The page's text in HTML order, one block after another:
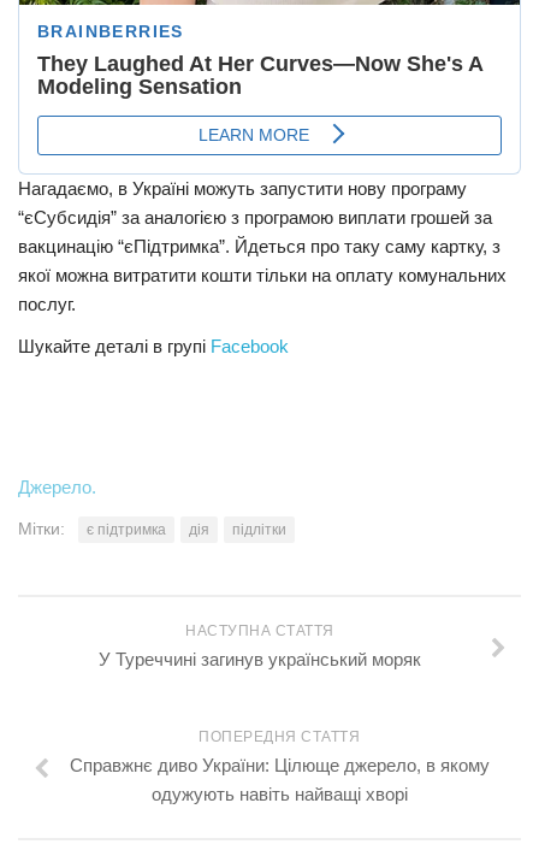
Нагадаємо, в Україні можуть запустити нову програму
“єСубсидія” за аналогією з програмою виплати грошей за
вакцинацію “єПідтримка”. Йдеться про таку саму картку, з
якої можна витратити кошти тільки на оплату комунальних
послуг.
Шукайте деталі в групі Facebook
Джерело.
Мітки: є підтримка дія підлітки
НАСТУПНА СТАТТЯ
У Туреччині загинув український моряк
ПОПЕРЕДНЯ СТАТТЯ
Справжнє диво України: Цілюще джерело, в якому
одужують навіть найващі хворі